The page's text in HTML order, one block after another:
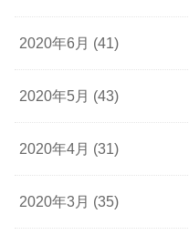
2020年6月 (41)
2020年5月 (43)
2020年4月 (31)
2020年3月 (35)